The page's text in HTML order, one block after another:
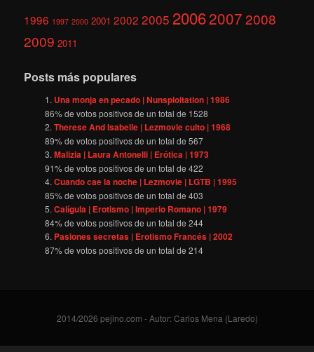
1996 1997 2000 2001 2002 2005 200620072008
2009 2011
Posts más populares
Una monja en pecado | Nunsploitation | 1986
86% de votos positivos de un total de 1528
Therese And Isabelle | Lezmovie culto | 1968
89% de votos positivos de un total de567
Malizia | Laura Antonelli | Erótica | 1973
91% de votos positivos de un total de422
Cuando cae la noche | Lezmovie | LGTB | 1995
85% de votos positivos de un total de403
Calígula | Erotismo | Imperio Romano | 1979
84% de votos positivos de un total de244
Pasiones secretas | Erotismo Francés | 2002
87% de votos positivos de un total de214
2014/2026 pejino.com - Autor: Carlos Mena (Laredo)